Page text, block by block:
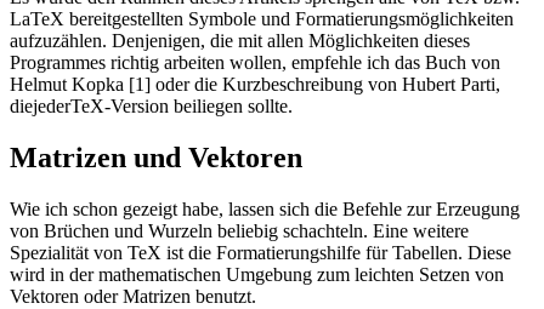
LaTeX bereitgestellten Symbole und Formatierungsmöglichkeiten
aufzuzählen. Denjenigen, die mit allen Möglichkeiten dieses
Programmes richtig arbeiten wollen, empfehle ich das Buch von
Helmut Kopka [1] oder die Kurzbeschreibung von Hubert Parti,
diejederTeX-Version beiliegen sollte.
Matrizen und Vektoren
Wie ich schon gezeigt habe, lassen sich die Befehle zur Erzeugung
von Brüchen und Wurzeln beliebig schachteln. Eine weitere
Spezialität von TeX ist die Formatierungshilfe für Tabellen. Diese
wird in der mathematischen Umgebung zum leichten Setzen von
Vektoren oder Matrizen benutzt.